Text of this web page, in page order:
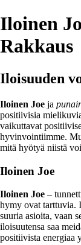
Iloinen
Rakkaus
Iloisuuden
Iloinen Joe ja
positiivisia
vaikuttavat
hyvinvointiimme.
mitä hyötyä niistä
Iloinen Joe
Iloinen Joe –
hymy ovat tarttuvia.
suuria asioita, vaan
iloisuutensa saa
positiivista energiaa